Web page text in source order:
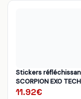
Stickers
SCORPION EXO
11.92€